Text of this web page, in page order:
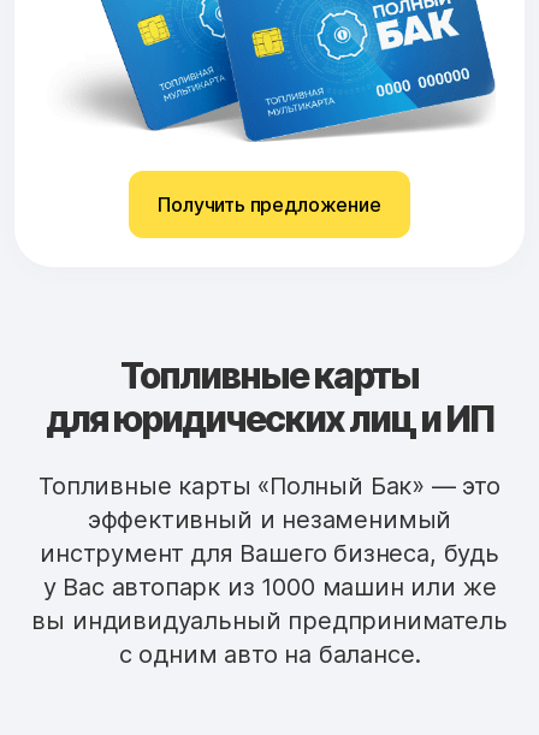
Получить предложение
Топливные карты
для юридических лиц и ИП
Топливные карты «Полный Бак» — это
эффективный и незаменимый
инструмент для Вашего бизнеса, будь
у Вас автопарк из 1000 машин или же
вы индивидуальный предприниматель
с одним авто на балансе.